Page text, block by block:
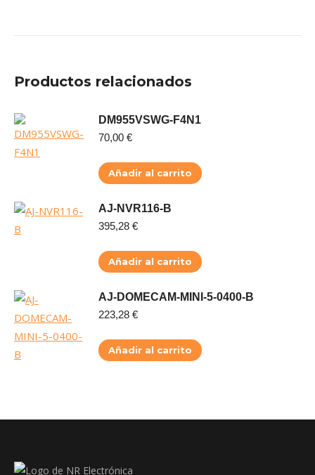
Productos relacionados
DM955VSWG-F4N1
70,00 €
Añadir al carrito
AJ-NVR116-B
395,28 €
Añadir al carrito
AJ-DOMECAM-MINI-5-0400-B
223,28 €
Añadir al carrito